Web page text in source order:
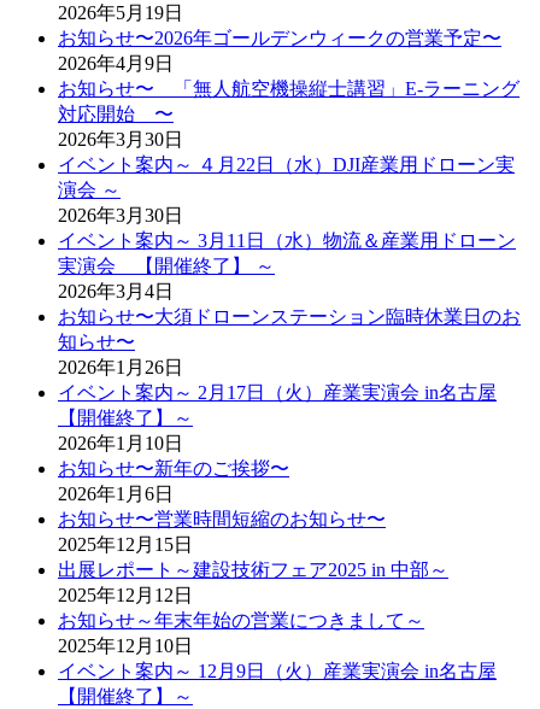
2026年5月19日
お知らせ〜2026年ゴールデンウィークの営業予定〜
2026年4月9日
お知らせ〜 「無人航空機操縦士講習」E-ラーニング
対応開始 〜
2026年3月30日
イベント案内～ ４月22日（水）DJI産業用ドローン実
演会 ～
2026年3月30日
イベント案内～ 3月11日（水）物流＆産業用ドローン
実演会 【開催終了】 ～
2026年3月4日
お知らせ〜大須ドローンステーション臨時休業日のお
知らせ〜
2026年1月26日
イベント案内～ 2月17日（火）産業実演会 in名古屋
【開催終了】～
2026年1月10日
お知らせ〜新年のご挨拶〜
2026年1月6日
お知らせ〜営業時間短縮のお知らせ〜
2025年12月15日
出展レポート～建設技術フェア2025 in 中部～
2025年12月12日
お知らせ～年末年始の営業につきまして～
2025年12月10日
イベント案内～ 12月9日（火）産業実演会 in名古屋
【開催終了】～